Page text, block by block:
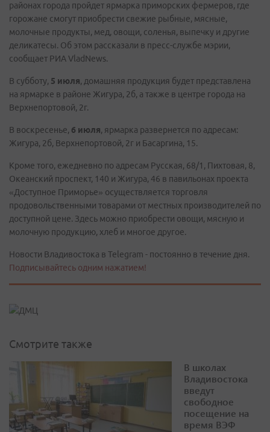
районах города пройдет ярмарка приморских фермеров, где
горожане смогут приобрести свежие рыбные, мясные,
молочные продукты, мед, овощи, соленья, выпечку и другие
деликатесы. Об этом рассказали в пресс-службе мэрии,
сообщает РИА VladNews.
В субботу, 5 июля, домашняя продукция будет представлена
на ярмарке в районе Жигура, 2б, а также в центре города на
Верхнепортовой, 2г.
В воскресенье, 6 июля, ярмарка развернется по адресам:
Жигура, 2б, Верхнепортовой, 2г и Басаргина, 15.
Кроме того, ежедневно по адресам Русская, 68/1, Пихтовая, 8,
Океанский проспект, 140 и Жигура, 46 в павильонах проекта
«Доступное Приморье» осуществляется торговля
продовольственными товарами от местных производителей по
доступной цене. Здесь можно приобрести овощи, мясную и
молочную продукцию, хлеб и многое другое.
Новости Владивостока в Telegram - постоянно в течение дня.
Подписывайтесь одним нажатием!
Смотрите также
В школах
Владивостока
введут
свободное
посещение на
время ВЭФ